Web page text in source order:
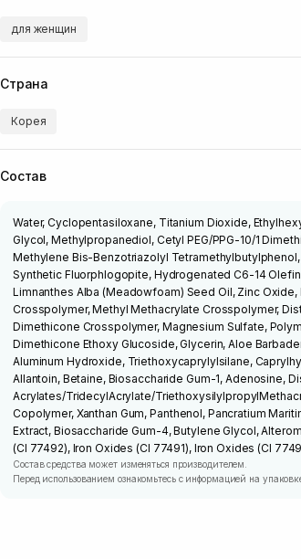
для женщин
Страна
Корея
Состав
Water, Cyclopentasiloxane, Titanium Dioxide,
Glycol, Methylpropanediol, Cetyl PEG/PPG-10/1
Methylene Bis-Benzotriazolyl
Synthetic Fluorphlogopite, Hydrogenated C6-14
Limnanthes Alba (Meadowfoam) Seed Oil, Zinc
Crosspolymer, Methyl Methacrylate Crosspolymer,
Dimethicone Crosspolymer, Magnesium Sulfate,
Dimethicone Ethoxy Glucoside, Glycerin, Aloe
Aluminum Hydroxide, Triethoxycaprylylsilane,
Allantoin, Betaine, Biosaccharide Gum-1, Adenosine,
Acrylates/TridecylAcrylate/
Copolymer, Xanthan Gum, Panthenol, Pancratium
Extract, Biosaccharide Gum-4, Butylene Glycol,
(CI 77492), Iron Oxides (CI 77491), Iron Oxides (CI
Состав средства может изменяться производителем.
Перед использованием ознакомьтесь с информацией на